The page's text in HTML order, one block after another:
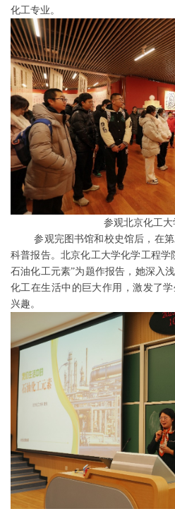
化工专业。
参观北京化工
参观完图书馆和校史馆后，在第
科普报告。北京化工大学化学工程学
石油化工元素”为题作报告，她深入
化工在生活中的巨大作用，激发了
兴趣。